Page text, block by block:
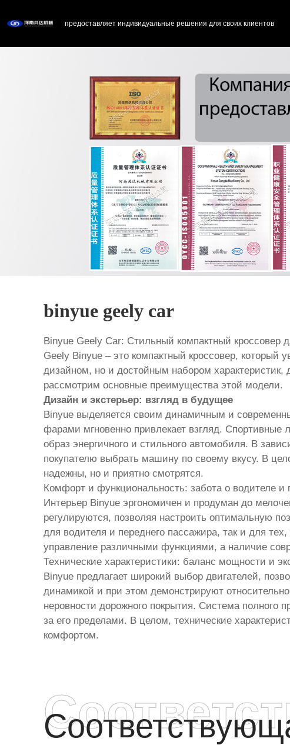
предоставляет индивидуальные решения для своих клиентов
binyue geely car
Binyue Geely Car: Стильный компактный кроссовер
Geely Binyue – это компактный кроссовер, который
дизайном, но и достойным набором характеристик,
рассмотрим основные преимущества этой модели.
Дизайн и экстерьер: взгляд в будущее
Binyue выделяется своим динамичным и
фарами мгновенно привлекает взгляд.
образ энергичного и стильного автомобиля. В
покупателю выбрать машину по своему вкусу. В
надежны, но и приятно смотрятся.
Комфорт и функциональность: забота о водителе и
Интерьер Binyue эргономичен и продуман до
регулируются, позволяя настроить оптимальную
для водителя и переднего пассажира, так и для
управление различными функциями, а наличие
Технические характеристики: баланс мощности и
Binyue предлагает широкий выбор двигателей,
динамикой и при этом демонстрируют
неровности дорожного покрытия. Система полного
за его пределами. В целом, технические
комфортом.